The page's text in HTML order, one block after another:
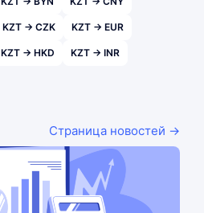
KZT → CZK KZT → EUR
KZT → HKD KZT → INR
Страница новостей →